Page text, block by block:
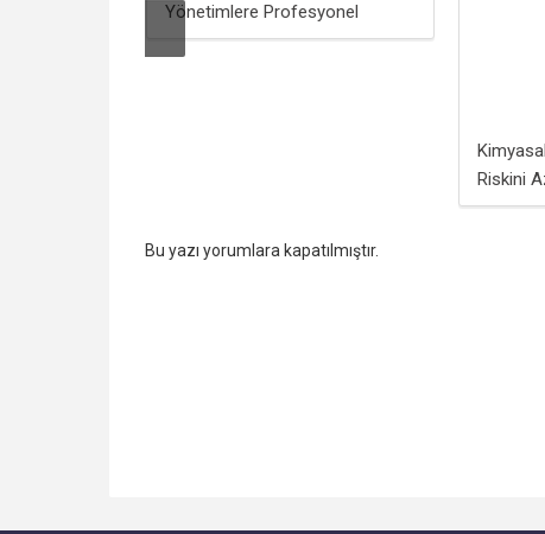
Yönetimlere Profesyonel
Destek
Riskini
Bu yazı yorumlara kapatılmıştır.